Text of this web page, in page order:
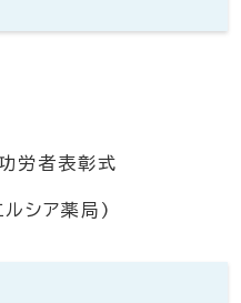
労者表彰式
シア薬局)